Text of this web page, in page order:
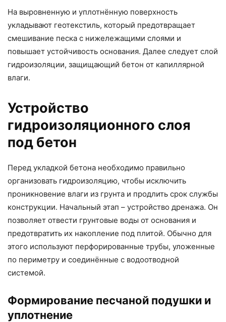
На выровненную и уплотнённую поверхность
укладывают геотекстиль, который предотвращает
смешивание песка с нижележащими слоями и
повышает устойчивость основания. Далее следует слой
гидроизоляции, защищающий бетон от капиллярной
влаги.
Устройство
гидроизоляционного слоя
под бетон
Перед укладкой бетона необходимо правильно
организовать гидроизоляцию, чтобы исключить
проникновение влаги из грунта и продлить срок службы
конструкции. Начальный этап – устройство дренажа. Он
позволяет отвести грунтовые воды от основания и
предотвратить их накопление под плитой. Обычно для
этого используют перфорированные трубы, уложенные
по периметру и соединённые с водоотводной
системой.
Формирование песчаной подушки и
уплотнение